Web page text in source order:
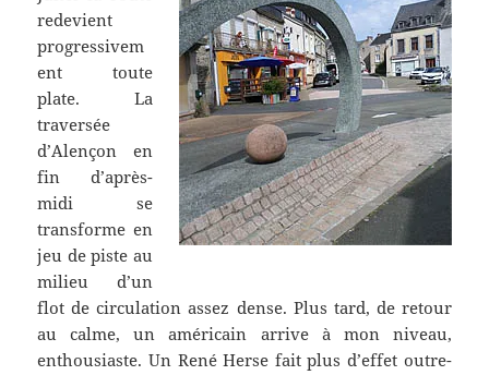
redevient
progressivem
ent toute
plate. La
traversée
d’Alençon en
fin d’après-
midi se
transforme en
jeu de piste au
milieu d’un
flot de circulation assez dense. Plus tard, de retour
au calme, un américain arrive à mon niveau,
enthousiaste. Un René Herse fait plus d’effet outre-